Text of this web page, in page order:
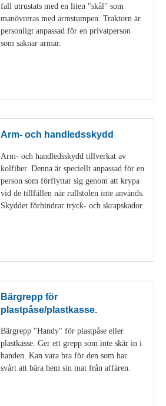
fall utrustats med en liten "skål" som
manövreras med armstumpen. Traktorn är
personligt anpassad för en privatperson
som saknar armar.
Arm- och handledsskydd
Arm- och handledsskydd tillverkat av
kolfiber. Denna är speciellt anpassad för en
person som förflyttar sig genom att krypa
vid de tillfällen när rullstolen inte används.
Skyddet förhindrar tryck- och skrapskador.
Bärgrepp för
plastpåse/plastkasse.
Bärgrepp "Handy" för plastpåse eller
plastkasse. Ger ett grepp som inte skär in i
handen. Kan vara bra för den som har
svårt att bära hem sin mat från affären.